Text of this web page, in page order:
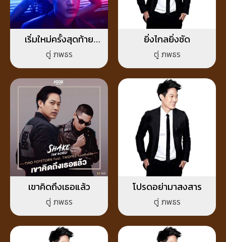
เริ่มใหม่ครั้งสุดท้าย
(Final Take)
ตู่ ภพธร
ยิ่งไกลยิ่งชัด
ตู่ ภพธร
เขาคิดถึงเธอแล้ว
ตู่ ภพธร
โปรดอย่ามาสงสาร
ตู่ ภพธร